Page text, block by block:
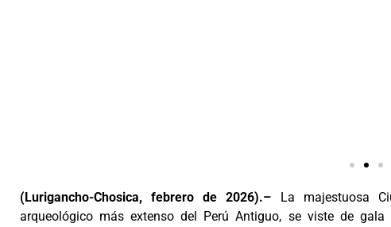
(Lurigancho-Chosica, febrero de 2026).– La majestuosa
arqueológico más extenso del Perú Antiguo, se viste de